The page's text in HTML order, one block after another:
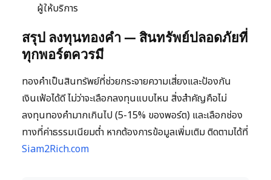
ผู้ให้บริการ
สรุป ลงทุนทองคำ — สินทรัพย์ปลอดภัยที่
ทุกพอร์ตควรมี
ทองคำเป็นสินทรัพย์ที่ช่วยกระจายความเสี่ยงและป้องกัน
เงินเฟ้อได้ดี ไม่ว่าจะเลือกลงทุนแบบไหน สิ่งสำคัญคือไม่
ลงทุนทองคำมากเกินไป (5-15% ของพอร์ต) และเลือกช่อง
ทางที่ค่าธรรมเนียมต่ำ หากต้องการข้อมูลเพิ่มเติม ติดตามได้ที่
Siam2Rich.com